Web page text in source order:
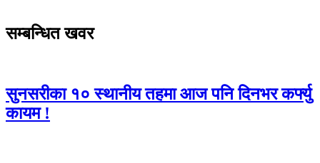
सम्बन्धित खवर
सुनसरीका १० स्थानीय तहमा आज पनि दिनभर कर्फ्यु
कायम !